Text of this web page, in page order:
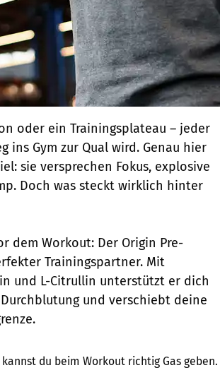
oder ein Trainingsplateau – jeder
ins Gym zur Qual wird. Genau hier
sie versprechen Fokus, explosive
Doch was steckt wirklich hinter
dem Workout: Der Origin Pre-
Trainingspartner. Mit
und L-Citrullin unterstützt er dich
und verschiebt deine
du beim Workout richtig Gas geben.